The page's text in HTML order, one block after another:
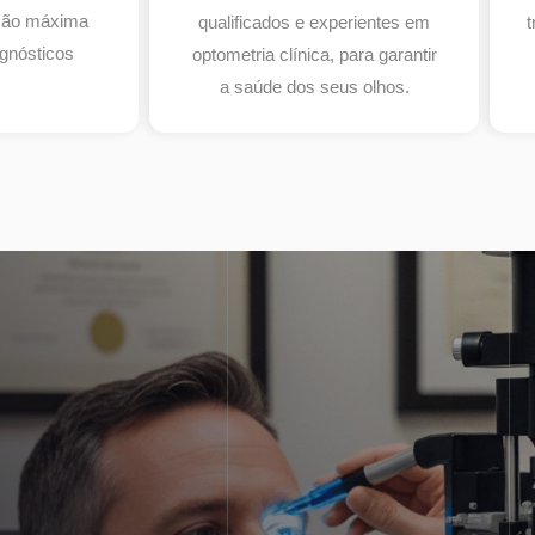
máxima
qualificados e experientes em
optometria clínica, para garantir
a saúde dos seus olhos.